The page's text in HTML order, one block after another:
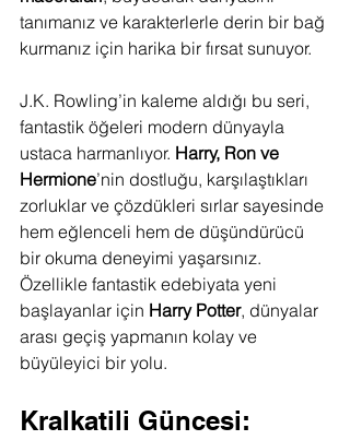
tanımanız ve karakterlerle derin bir bağ
kurmanız için harika bir fırsat sunuyor.
J.K. Rowling’in kaleme aldığı bu seri,
fantastik öğeleri modern dünyayla
ustaca harmanlıyor. Harry, Ron ve
Hermione’nin dostluğu, karşılaştıkları
zorluklar ve çözdükleri sırlar sayesinde
hem eğlenceli hem de düşündürücü
bir okuma deneyimi yaşarsınız.
Özellikle fantastik edebiyata yeni
başlayanlar için Harry Potter, dünyalar
arası geçiş yapmanın kolay ve
büyüleyici bir yolu.
Kralkatili Güncesi: